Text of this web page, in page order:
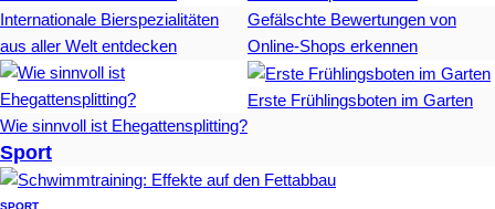
Internationale Bierspezialitäten
aus aller Welt entdecken
Gefälschte Bewertungen von
Online-Shops erkennen
Wie sinnvoll ist Ehegattensplitting?
Erste Frühlingsboten im Garten
Sport
SPORT